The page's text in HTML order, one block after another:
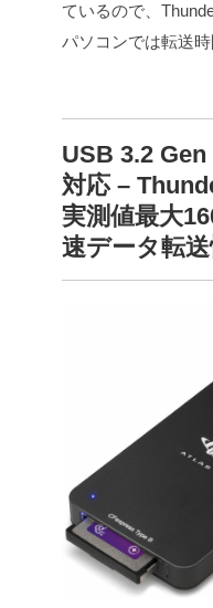
ているので、
パソコンでは転送
USB 3.2
対応 –
実測値最大
速データ転